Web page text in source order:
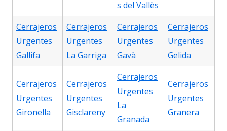
s del Vallès
Cerrajeros
Urgentes
Gallifa
Cerrajeros
Urgentes
La Garriga
Cerrajeros
Urgentes
Gavà
Cerrajeros
Urgentes
Gelida
Cerrajeros
Urgentes
Gironella
Cerrajeros
Urgentes
Gisclareny
Cerrajeros
Urgentes
La
Granada
Cerrajeros
Urgentes
Granera